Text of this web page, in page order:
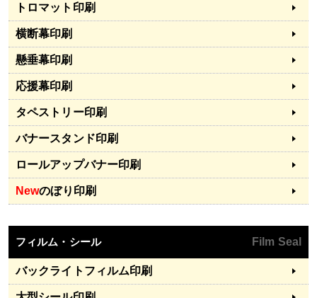
トロマット印刷
横断幕印刷
懸垂幕印刷
応援幕印刷
タペストリー印刷
バナースタンド印刷
ロールアップバナー印刷
Newのぼり印刷
フィルム・シール Film Seal
バックライトフィルム印刷